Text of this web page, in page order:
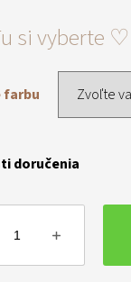
farbu
doručenia